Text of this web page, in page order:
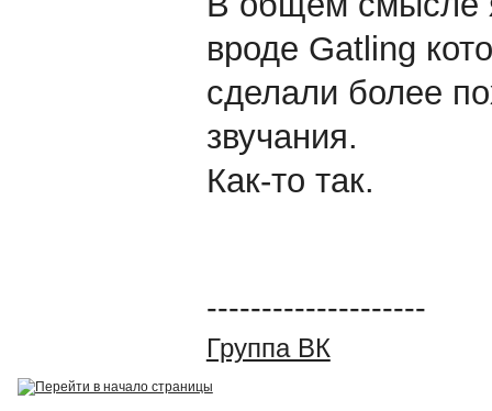
вроде Gatling
сделали более
звучания.
Как-то так.
--------------------
Группа ВК